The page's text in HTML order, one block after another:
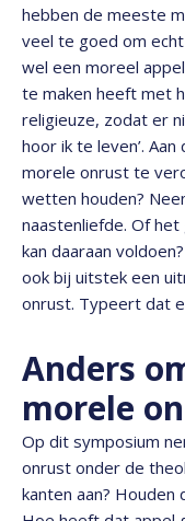
hebben de meeste
veel te goed om
wel een moreel
te maken heeft met
religieuze, zodat er
hoor ik te leven’.
morele onrust te
wetten houden?
naastenliefde. Of
kan daaraan
ook bij uitstek een
onrust. Typeert dat
Anders
morele
Op dit symposium
onrust onder de
kanten aan?